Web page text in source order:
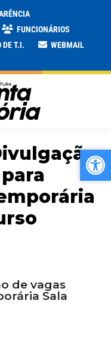
FUNCIONÁRIOS
DE T.I.
WEBMAIL
de vagas
Sala